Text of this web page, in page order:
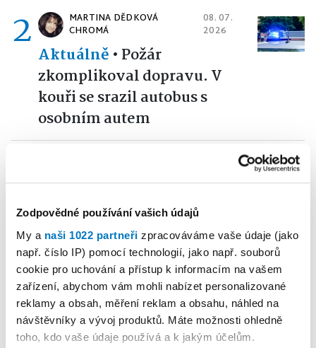
Zodpovědné používání vašich údajů
My a naši 1022 partneři zpracováváme vaše údaje (jako
např. číslo IP) pomocí technologií, jako např. souborů
cookie pro uchování a přístup k informacím na vašem
zařízení, abychom vám mohli nabízet personalizované
reklamy a obsah, měření reklam a obsahu, náhled na
návštěvníky a vývoj produktů. Máte možnosti ohledně
toho, kdo vaše údaje používá a k jakým účelům.
2
MARTINA DĚDKOVÁ
CHROMÁ
08. 07.
2026
Aktuálně • Požár
zkomplikoval dopravu. V
kouři se srazil autobus s
osobním autem
3
Náměšťská
služebna zažila neobvyklý
závěr amnestie. Muž odevzdal
15 kilogramů trhaviny
ReklamaKoupit reklamu